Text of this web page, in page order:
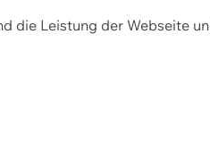
Leistung der Webseite